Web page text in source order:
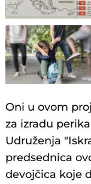
Oni u ovom
za izradu
Udruženja
predsednica
devojčica koje